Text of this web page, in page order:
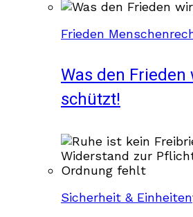
Frieden
Was den
schützt!
Sicherheit & Einheiten